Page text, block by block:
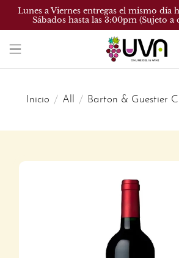
Lunes a Viernes entregas el mismo día
Sábados hasta las 3:00pm (Sujeto
Inicio All Barton & Guestier